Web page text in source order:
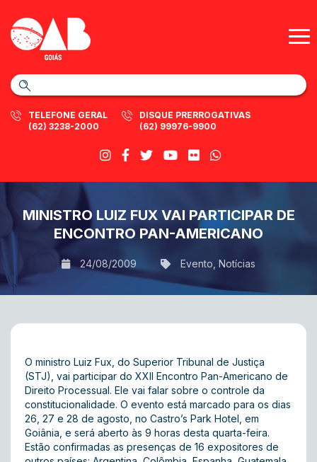
TELEFONE GERAL
(62) 3238-2000
DISQUE PRERROGATIVAS
(62) 99976-9900
MINISTRO LUIZ FUX VAI PARTICIPAR DE
ENCONTRO PAN-AMERICANO
24/08/2009 Evento Notícias
O ministro Luiz Fux, do Superior Tribunal de Justiça
(STJ), vai participar do XXII Encontro Pan-Americano de
Direito Processual. Ele vai falar sobre o controle da
constitucionalidade. O evento está marcado para os dias
26, 27 e 28 de agosto, no Castro’s Park Hotel, em
Goiânia, e será aberto às 9 horas desta quarta-feira.
Estão confirmadas as presenças de 16 expositores de